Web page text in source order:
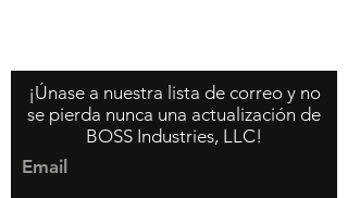
¡Únase a nuestra lista de correo y no
se pierda nunca una actualización de
BOSS Industries, LLC!
Email